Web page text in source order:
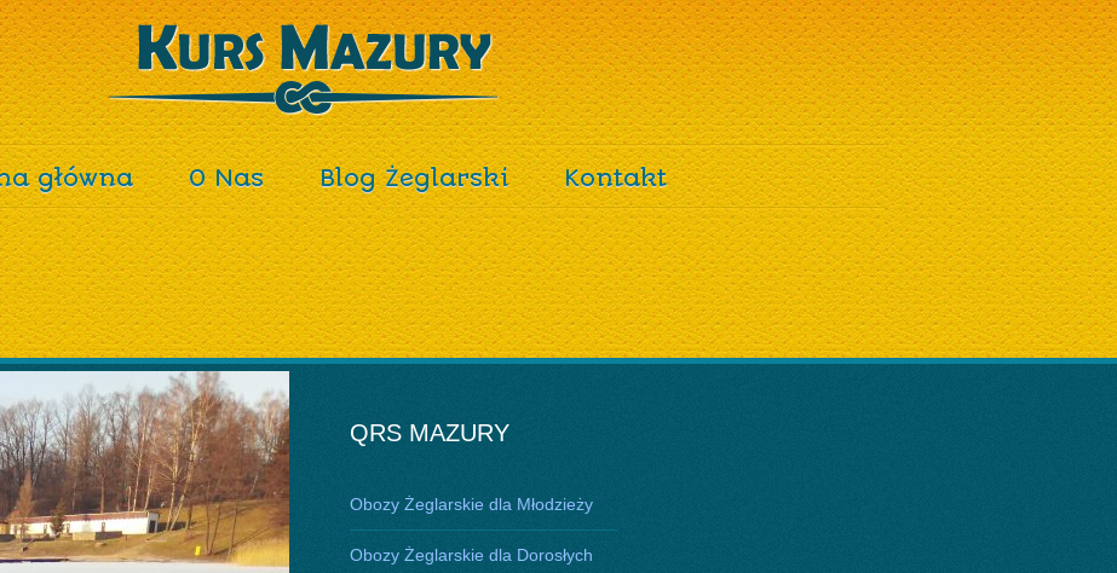
główna O Nas Blog Żeglarski Kontakt
QRS MAZURY
Obozy Żeglarskie dla Młodzieży
Obozy Żeglarskie dla Dorosłych